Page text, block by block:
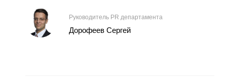
Руководитель PR департамента
Дорофеев Сергей